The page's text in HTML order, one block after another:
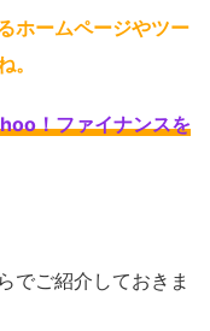
ホームページやツー
。
！ファイナンスを
でご紹介しておきま